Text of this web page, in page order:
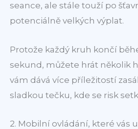
seance, ale stále touží po
potenciálně velkých výplat.
Protože každý kruh končí
sekund, můžete hrát několik
vám dává více příležitostí
sladkou tečku, kde se risk
2. Mobilní ovládání, které vás